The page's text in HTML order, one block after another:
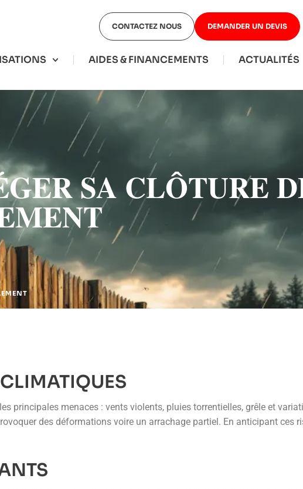
CONTACTEZ NOUS DEMANDER UN DEVIS
AIDES & FINANCEMENTS ACTUALITÉS
SA CLÔTURE
principales menaces : vents violents, pluies torrentielles, grêle et
des déformations voire un arrachage partiel. En anticipant ces